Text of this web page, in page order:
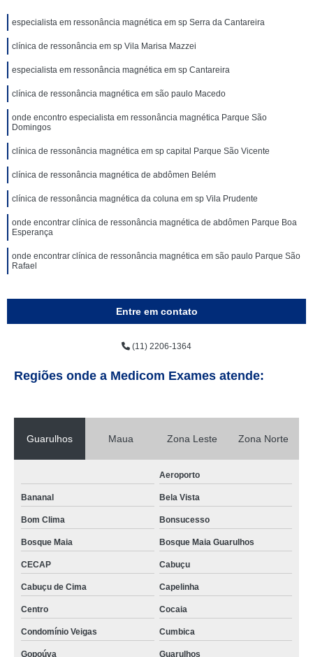
especialista em ressonância magnética em sp Serra da Cantareira
clínica de ressonância em sp Vila Marisa Mazzei
especialista em ressonância magnética em sp Cantareira
clínica de ressonância magnética em são paulo Macedo
onde encontro especialista em ressonância magnética Parque São
Domingos
clínica de ressonância magnética em sp capital Parque São Vicente
clínica de ressonância magnética de abdômen Belém
clínica de ressonância magnética da coluna em sp Vila Prudente
onde encontrar clínica de ressonância magnética de abdômen Parque Boa
Esperança
onde encontrar clínica de ressonância magnética em são paulo Parque São
Rafael
Entre em contato
(11) 2206-1364
Regiões onde a Medicom Exames atende:
Guarulhos Maua Zona Leste Zona Norte
Aeroporto
Bananal Bela Vista
Bom Clima Bonsucesso
Bosque Maia Bosque Maia Guarulhos
CECAP Cabuçu
Cabuçu de Cima Capelinha
Centro Cocaia
Condomínio Veigas Cumbica
Gopoúva Guarulhos